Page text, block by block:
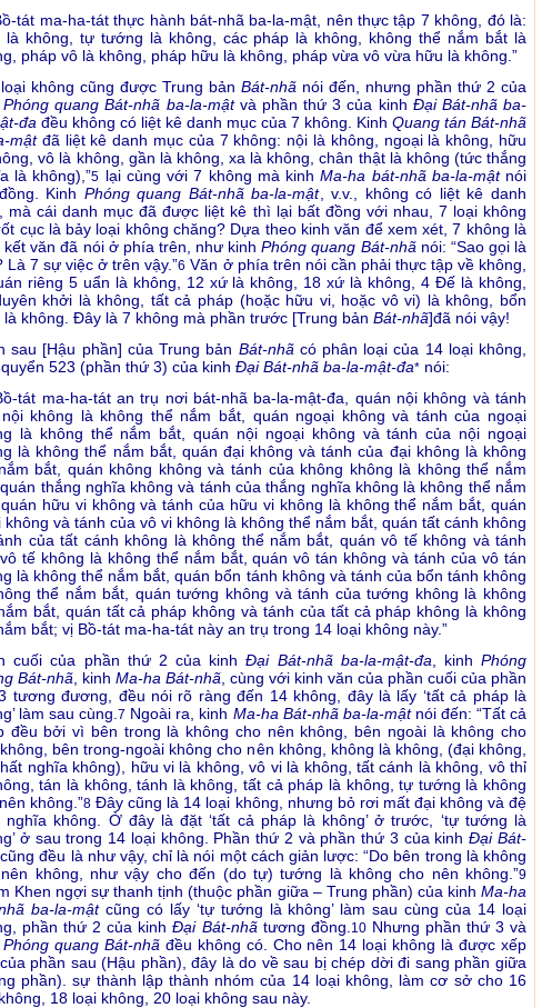
tát ma-ha-tát thực hành bát-nhã ba-la-mật, nên thực tập 7 không, đó là:
là không, tự tướng là không, các pháp là không, không thể nắm bắt là
pháp vô là không, pháp hữu là không, pháp vừa vô vừa hữu là không.”
không cũng được Trung bản Bát-nhã nói đến, nhưng phần thứ 2 của
Phóng quang Bát-nhã ba-la-mậtvà phần thứ 3 của kinh Đại Bát-nhã ba-
đa đều không có liệt kê danh mục của 7 không. Kinh Quang tán Bát-nhã
mậtđã liệt kê danh mục của 7 không: nội là không, ngoại là không, hữu
vô là không, gần là không, xa là không, chân thật là không (tức thắng
là không),”5 lại cùng với 7 không mà kinhMa-ha bát-nhã ba-la-mật nói
Kinh Phóng quang Bát-nhã ba-la-mật, v.v., không có liệt kê danh
mà cái danh mục đã được liệt kê thì lại bất đồng với nhau, 7 loại không
cục là bảy loại không chăng? Dựa theo kinh văn để xem xét, 7 không là
kết văn đã nói ở phía trên, như kinhPhóng quang Bát-nhãnói: “Sao gọi là
Là 7 sự việc ở trên vậy.”6 Văn ở phía trên nói cần phải thực tập về không,
riêng 5 uẩn là không, 12 xứ là không, 18 xứ là không, 4 Đế là không,
khởi là không, tất cả pháp (hoặc hữu vi, hoặc vô vi) là không, bổn
là không. Đây là 7 không mà phần trước [Trung bản Bát-nhã]đã nói vậy!
sau [Hậu phần] của Trung bản Bát-nhã có phân loại của 14 loại không,
523 (phần thứ 3) của kinh Đại Bát-nhã ba-la-mật-đa* nói:
tát ma-ha-tát an trụ nơi bát-nhã ba-la-mật-đa, quán nội không và tánh
không là không thể nắm bắt, quán ngoại không và tánh của ngoại
là không thể nắm bắt, quán nội ngoại không và tánh của nội ngoại
là không thể nắm bắt, quán đại không và tánh của đại không là không
bắt, quán không không và tánh của không không là không thể nắm
thắng nghĩa không và tánh của thắng nghĩa không là không thể nắm
hữu vi không và tánh của hữu vi không là không thể nắm bắt, quán
không và tánh của vô vi không là không thể nắm bắt, quán tất cánh không
của tất cánh không là không thể nắm bắt, quán vô tế không và tánh
tế không là không thể nắm bắt, quán vô tán không và tánh của vô tán
là không thể nắm bắt, quán bổn tánh không và tánh của bổn tánh không
thể nắm bắt, quán tướng không và tánh của tướng không là không
bắt, quán tất cả pháp không và tánh của tất cả pháp không là không
bắt; vị Bồ-tát ma-ha-tát này an trụ trong 14 loại không này.”
cuối của phần thứ 2 của kinhĐại Bát-nhã ba-la-mật-đa , kinhPhóng
Bát-nhã , kinh Ma-ha Bát-nhã , cùng với kinh văn của phần cuối của phần
tương đương, đều nói rõ ràng đến 14 không, đây là lấy ‘tất cả pháp là
làm sau cùng.7 Ngoài ra, kinh Ma-ha Bát-nhã ba-la-mậtnói đến: “Tất cả
đều bởi vì bên trong là không cho nên không, bên ngoài là không cho
bên trong-ngoài không cho nên không, không là không, (đại không,
nghĩa không), hữu vi là không, vô vi là không, tất cánh là không, vô thỉ
tán là không, tánh là không, tất cả pháp là không, tự tướng là không
không.”8 Đây cũng là 14 loại không, nhưng bỏ rơi mất đại không và đệ
nghĩa không. Ở đây là đặt ‘tất cả pháp là không’ ở trước, ‘tự tướng là
ở sau trong 14 loại không. Phần thứ 2 và phần thứ 3 của kinhĐại Bát-
cũng đều là như vậy, chỉ là nói một cách giản lược: “Do bên trong là không
không, như vậy cho đến (do tự) tướng là không cho nên không.”9
Khen ngợi sự thanh tịnh (thuộc phần giữa – Trung phần) của kinh Ma-ha
ba-la-mậtcũng có lấy ‘tự tướng là không’ làm sau cùng của 14 loại
phần thứ 2 của kinhĐại Bát-nhãtương đồng. 10Nhưng phần thứ 3 và
Phóng quang Bát-nhãđều không có. Cho nên 14 loại không là được xếp
phần sau (Hậu phần), đây là do về sau bị chép dời đi sang phần giữa
phần). sự thành lập thành nhóm của 14 loại không, làm cơ sở cho 16
18 loại không, 20 loại không sau này.